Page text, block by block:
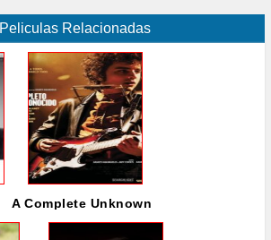
Peliculas Relacionadas
A Complete Unknown